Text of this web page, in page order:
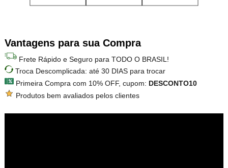
Vantagens para sua Compra
Frete Rápido e Seguro para TODO O BRASIL!
Troca Descomplicada: até 30 DIAS para trocar
Primeira Compra com 10% OFF, cupom: DESCONTO10
Produtos bem avaliados pelos clientes